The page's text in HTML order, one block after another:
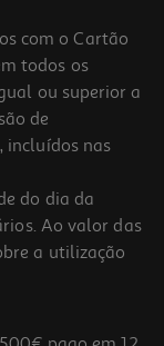
com o Cartão
todos os
ou superior a
de
incluídos nas
do dia da
Ao valor das
a utilização